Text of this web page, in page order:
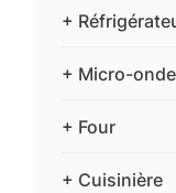
+
+ Micro-
+ Four
+ Cuisinière